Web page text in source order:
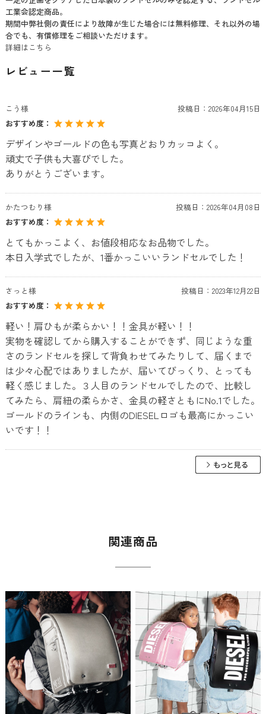
工業会認定商品。
期間中弊社側の責任により故障が生じた場合には無料修理、それ以外の場
合でも、有償修理をご相談いただけます。
詳細はこちら
レビュー一覧
こう様 投稿日： 2026年04月15日
おすすめ度：
デザインやゴールドの色も写真どおりカッコよく。
頑丈で子供も大喜びでした。
ありがとうございます。
かたつむり様 投稿日： 2026年04月08日
おすすめ度：
とてもかっこよく、お値段相応なお品物でした。
本日入学式でしたが、1番かっこいいランドセルでした！
さっと様 投稿日： 2023年12月22日
おすすめ度：
軽い！肩ひもが柔らかい！！金具が軽い！！
実物を確認してから購入することができず、同じような重
さのランドセルを探して背負わせてみたりして、届くまで
は少々心配ではありましたが、届いてびっくり、とっても
軽く感じました。３人目のランドセルでしたので、比較し
てみたら、肩紐の柔らかさ、金具の軽さともにNo.1でした。
ゴールドのラインも、内側のDIESELロゴも最高にかっこい
いです！！
関連商品